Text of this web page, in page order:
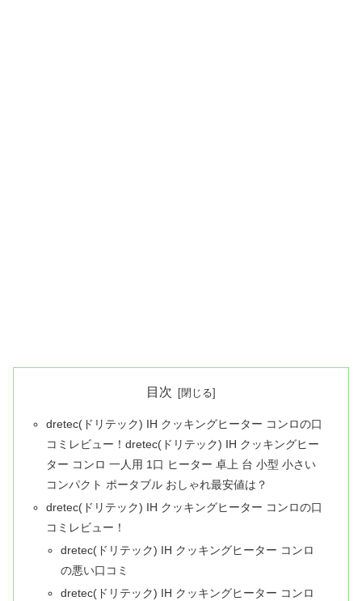
目次
dretec(ドリテック) IH クッキングヒーター コンロの口
コミレビュー！dretec(ドリテック) IH クッキングヒー
ター コンロ 一人用 1口 ヒーター 卓上 台 小型 小さい
コンパクト ポータブル おしゃれ最安値は？
dretec(ドリテック) IH クッキングヒーター コンロの口
コミレビュー！
dretec(ドリテック) IH クッキングヒーター コンロ
の悪い口コミ
dretec(ドリテック) IH クッキングヒーター コンロ